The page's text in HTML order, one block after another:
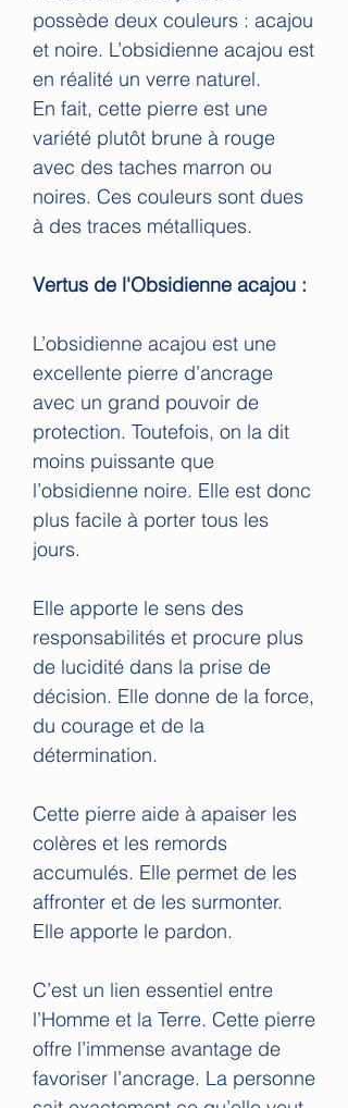
possède deux couleurs : acajou
et noire. L’obsidienne acajou est
en réalité un verre naturel.
En fait, cette pierre est une
variété plutôt brune à rouge
avec des taches marron ou
noires. Ces couleurs sont dues
à des traces métalliques.
Vertus de l'Obsidienne acajou :
L’obsidienne acajou est une
excellente pierre d’ancrage
avec un grand pouvoir de
protection. Toutefois, on la dit
moins puissante que
l’obsidienne noire. Elle est donc
plus facile à porter tous les
jours.
Elle apporte le sens des
responsabilités et procure plus
de lucidité dans la prise de
décision. Elle donne de la force,
du courage et de la
détermination.
Cette pierre aide à apaiser les
colères et les remords
accumulés. Elle permet de les
affronter et de les surmonter.
Elle apporte le pardon.
C’est un lien essentiel entre
l’Homme et la Terre. Cette pierre
offre l’immense avantage de
favoriser l’ancrage. La personne